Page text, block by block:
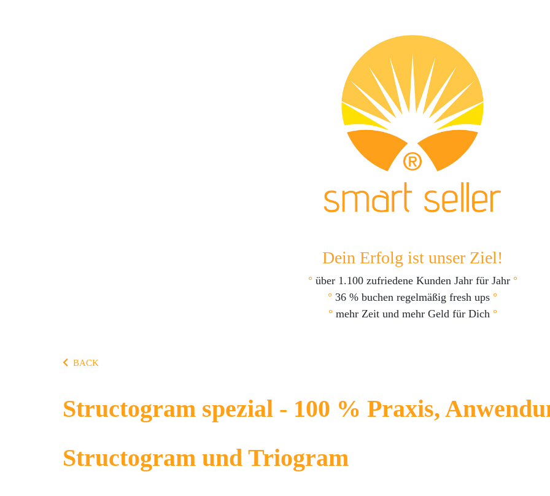
Dein Erfolg ist unser Ziel!
°über 1.100 zufriedene Kunden Jahr für Jahr °
° 36 % buchen regelmäßig fresh ups °
°mehr Zeit und mehr Geld für Dich °
BACK
Structogram spezial - 100 % Praxis,
Structogram und Triogram